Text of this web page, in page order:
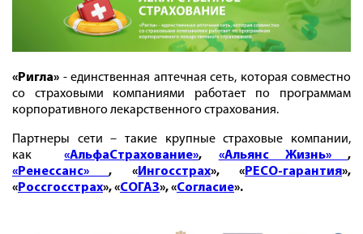
«Ригла» - единственная аптечная сеть, которая совместно
со страховыми компаниями работает по программам
корпоративного лекарственного страхования.
Партнеры сети – такие крупные страховые компании,
как«АльфаСтрахование», «Альянс Жизнь»,
«Ренессанс», «Ингосстрах», «РЕСО-гарантия»,
«Россгосстрах», «СОГАЗ», «Согласие».